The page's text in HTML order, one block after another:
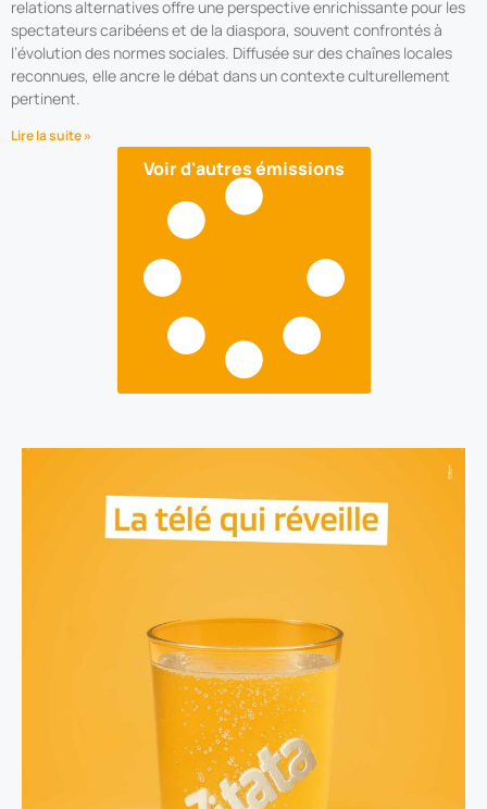
relations alternatives offre une perspective enrichissante pour les
spectateurs caribéens et de la diaspora, souvent confrontés à
l’évolution des normes sociales. Diffusée sur des chaînes locales
reconnues, elle ancre le débat dans un contexte culturellement
pertinent.
Lire la suite »
Voir d'autres émissions